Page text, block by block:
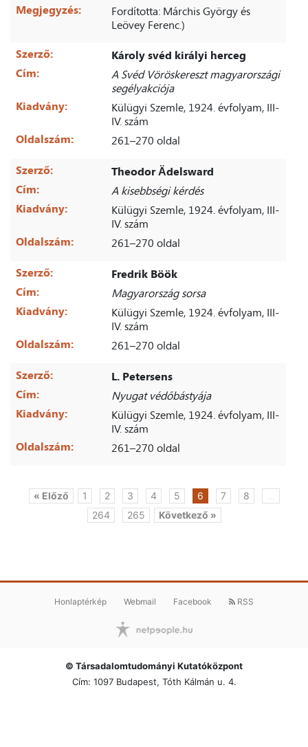
Megjegyzés:
Fordította: Márchis György és
Leövey Ferenc.)
Szerző:
Károly svéd királyi herceg
Cím:
A Svéd Vöröskereszt magyarországi
segélyakciója
Kiadvány:
Külügyi Szemle, 1924. évfolyam, III-
IV. szám
Oldalszám:
261–270 oldal
Szerző:
Theodor Ädelsward
Cím:
A kisebbségi kérdés
Kiadvány:
Külügyi Szemle, 1924. évfolyam, III-
IV. szám
Oldalszám:
261–270 oldal
Szerző:
Fredrik Böök
Cím:
Magyarország sorsa
Kiadvány:
Külügyi Szemle, 1924. évfolyam, III-
IV. szám
Oldalszám:
261–270 oldal
Szerző:
L. Petersens
Cím:
Nyugat védőbástyája
Kiadvány:
Külügyi Szemle, 1924. évfolyam, III-
IV. szám
Oldalszám:
261–270 oldal
« Előző 1 2 3 4 5 6 7 8
264
265 Következő »
Honlaptérkép Webmail Facebook RSS
© Társadalomtudományi Kutatóközpont
Cím: 1097 Budapest, Tóth Kálmán u. 4.